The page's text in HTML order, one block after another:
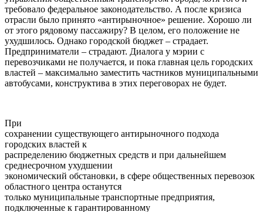
требовало федеральное законодательство. А после кризиса
отрасли было принято «антирыночное» решение. Хорошо ли
от этого рядовому пассажиру? В целом, его положение не
ухудшилось. Однако городской бюджет – страдает.
Предприниматели – страдают. Диалога у мэрии с
перевозчиками не получается, и пока главная цель городских
властей – максимально заместить частников муниципальными
автобусами, конструктива в этих переговорах не будет.
При
сохранении существующего антирыночного подхода
городских властей к
распределению бюджетных средств и при дальнейшем
среднесрочном ухудшении
экономический обстановки, в сфере общественных перевозок
областного центра останутся
только муниципальные транспортные предприятия,
подключенные к гарантированному